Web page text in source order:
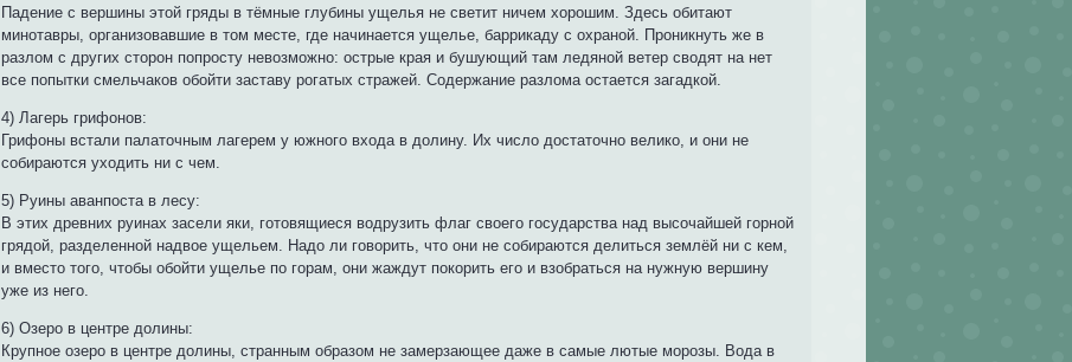
Падение с вершины этой гряды в тёмные глубины ущелья не светит ничем хорошим. Здесь обитают
минотавры, организовавшие в том месте, где начинается ущелье, баррикаду с охраной. Проникнуть же в
разлом с других сторон попросту невозможно: острые края и бушующий там ледяной ветер сводят на нет
все попытки смельчаков обойти заставу рогатых стражей. Содержание разлома остается загадкой.
4) Лагерь грифонов:
Грифоны встали палаточным лагерем у южного входа в долину. Их число достаточно велико, и они не
собираются уходить ни с чем.
5) Руины аванпоста в лесу:
В этих древних руинах засели яки, готовящиеся водрузить флаг своего государства над высочайшей горной
грядой, разделенной надвое ущельем. Надо ли говорить, что они не собираются делиться землёй ни с кем,
и вместо того, чтобы обойти ущелье по горам, они жаждут покорить его и взобраться на нужную вершину
уже из него.
6) Озеро в центре долины:
Крупное озеро в центре долины, странным образом не замерзающее даже в самые лютые морозы. Вода в